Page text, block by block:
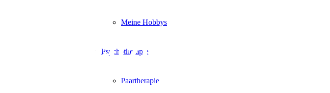
Meine Hobbys
Psychotherapie
Paartherapie
Salzburg –